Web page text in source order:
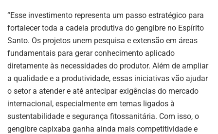
“Esse investimento representa um passo estratégico para
fortalecer toda a cadeia produtiva do gengibre no Espírito
Santo. Os projetos unem pesquisa e extensão em áreas
fundamentais para gerar conhecimento aplicado
diretamente às necessidades do produtor. Além de ampliar
a qualidade e a produtividade, essas iniciativas vão ajudar
o setor a atender e até antecipar exigências do mercado
internacional, especialmente em temas ligados à
sustentabilidade e segurança fitossanitária. Com isso, o
gengibre capixaba ganha ainda mais competitividade e